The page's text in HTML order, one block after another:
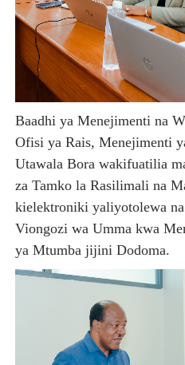
Baadhi ya Menejimenti na
Ofisi ya Rais, Menejimenti
Utawala Bora wakifuatilia
za Tamko la Rasilimali na
kielektroniki yaliyotolewa
Viongozi wa Umma kwa
ya Mtumba jijini Dodoma.